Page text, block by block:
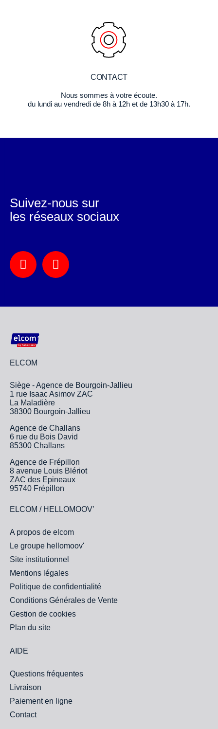
CONTACT
Nous sommes à votre écoute.
du lundi au vendredi de 8h à 12h et de 13h30 à 17h.
ELCOM
Siège - Agence de Bourgoin-Jallieu
1 rue Isaac Asimov ZAC
La Maladière
38300 Bourgoin-Jallieu
Agence de Challans
6 rue du Bois David
85300 Challans
Agence de Frépillon
8 avenue Louis Blériot
ZAC des Epineaux
95740 Frépillon
ELCOM / HELLOMOOV’
A propos de elcom
Le groupe hellomoov'
Site institutionnel
Mentions légales
Politique de confidentialité
Conditions Générales de Vente
Gestion de cookies
Plan du site
AIDE
Questions fréquentes
Livraison
Paiement en ligne
Contact
Suivez-nous sur
les réseaux sociaux